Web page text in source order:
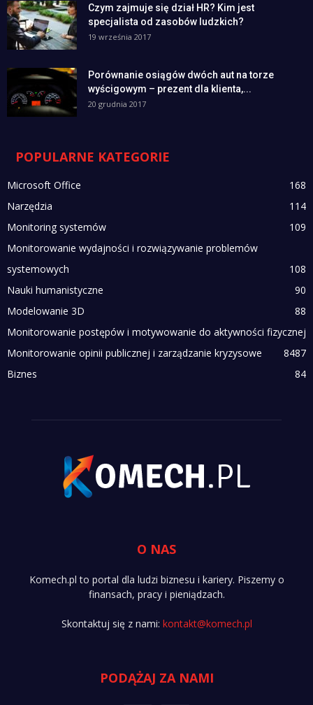
Czym zajmuje się dział HR? Kim jest
specjalista od zasobów ludzkich?
19 września 2017
Porównanie osiągów dwóch aut na torze
wyścigowym – prezent dla klienta,...
20 grudnia 2017
POPULARNE KATEGORIE
Microsoft Office
168
Narzędzia
114
Monitoring systemów
109
Monitorowanie wydajności i rozwiązywanie problemów
systemowych
108
Nauki humanistyczne
90
Modelowanie 3D
88
Monitorowanie postępów i motywowanie do aktywności fizycznej
87
Monitorowanie opinii publicznej i zarządzanie kryzysowe
84
Biznes
84
O NAS
Komech.pl to portal dla ludzi biznesu i kariery. Piszemy o
finansach, pracy i pieniądzach.
Skontaktuj się z nami: kontakt@komech.pl
PODĄŻAJ ZA NAMI